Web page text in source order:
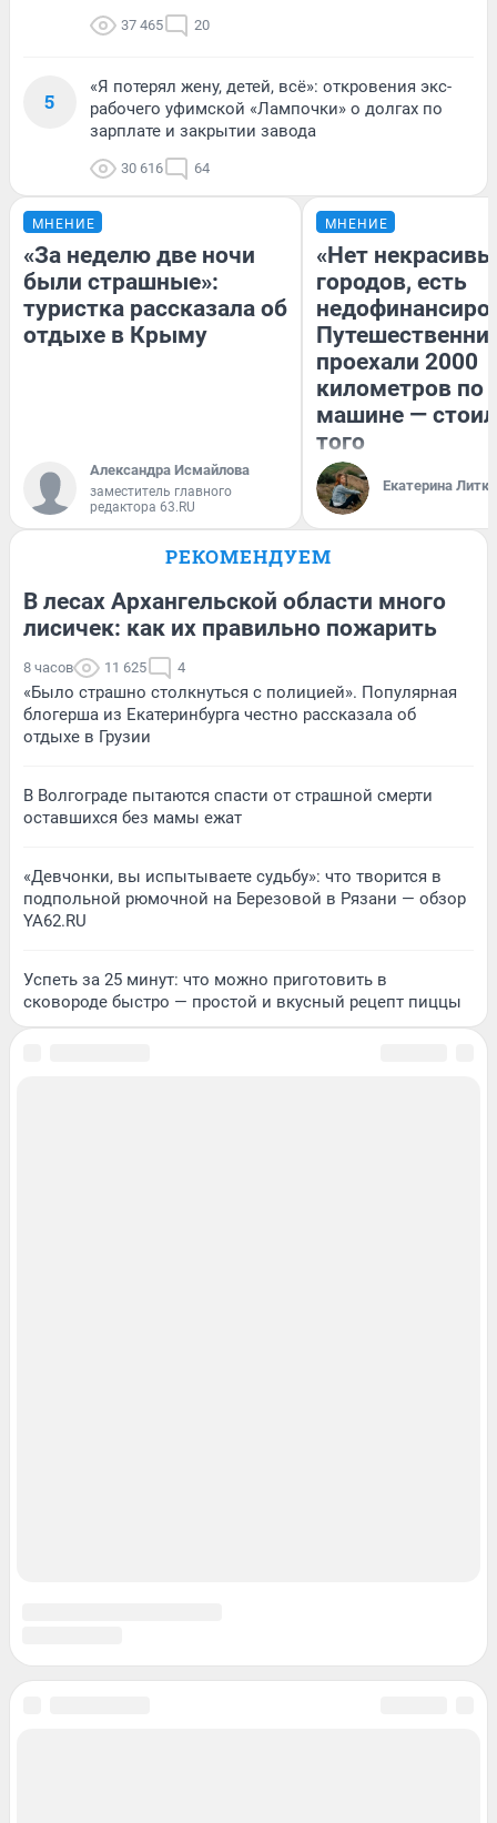
37 465 20
5
«Я потерял жену, детей, всё»: откровения экс-
рабочего уфимской «Лампочки» о долгах по
зарплате и закрытии завода
30 616 64
МНЕНИЕ
«За неделю две ночи
были страшные»:
туристка рассказала об
отдыхе в Крыму
Александра Исмайлова
заместитель главного
редактора 63.RU
МНЕНИЕ
«Нет
городов, есть
проехали 2000
километров по
машине —
того
Екатерина
РЕКОМЕНДУЕМ
В лесах Архангельской области много
лисичек: как их правильно пожарить
8 часов 11 625 4
«Было страшно столкнуться с полицией». Популярная
блогерша из Екатеринбурга честно рассказала об
отдыхе в Грузии
В Волгограде пытаются спасти от страшной смерти
оставшихся без мамы ежат
«Девчонки, вы испытываете судьбу»: что творится в
подпольной рюмочной на Березовой в Рязани — обзор
YA62.RU
Успеть за 25 минут: что можно приготовить в
сковороде быстро — простой и вкусный рецепт пиццы